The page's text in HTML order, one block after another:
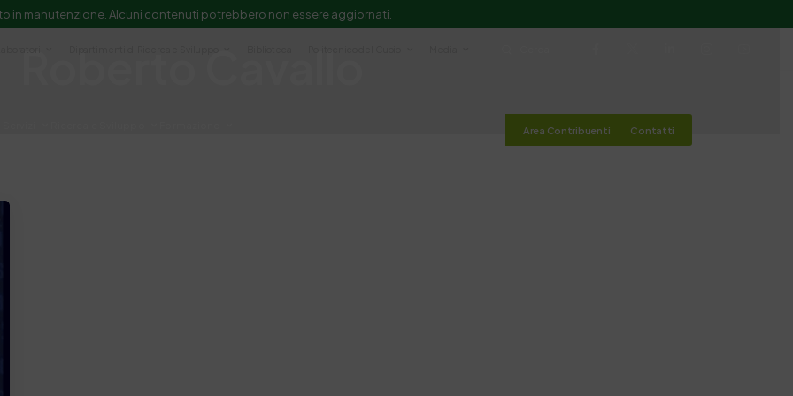
in manutenzione. Alcuni contenuti potrebbero non essere aggiornati.
Area Contribuenti Contatti